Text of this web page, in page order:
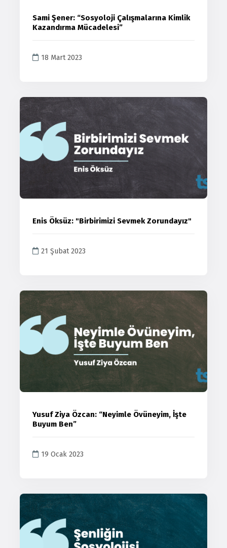
Sami Şener: “Sosyoloji Çalışmalarına Kimlik
Kazandırma Mücadelesi”
18 Mart 2023
Enis Öksüz: "Birbirimizi Sevmek Zorundayız"
21 Şubat 2023
Yusuf Ziya Özcan: “Neyimle Övüneyim, İşte
Buyum Ben”
19 Ocak 2023